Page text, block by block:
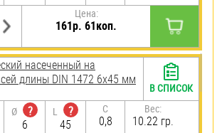
Цена:
161р. 61коп.
насеченный на
длины DIN 1472 6х45 мм
Ø
?
6
L
?
45
C
0,8
Вес:
10.22 гр.
В СПИСОК